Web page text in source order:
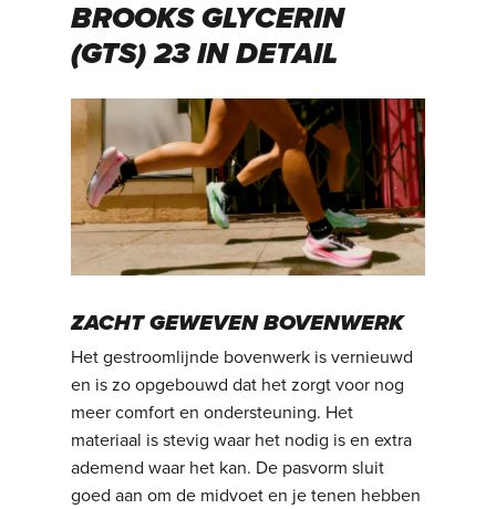
BROOKS GLYCERIN
(GTS) 23 IN DETAIL
ZACHT GEWEVEN BOVENWERK
Het gestroomlijnde bovenwerk is vernieuwd
en is zo opgebouwd dat het zorgt voor nog
meer comfort en ondersteuning. Het
materiaal is stevig waar het nodig is en extra
ademend waar het kan. De pasvorm sluit
goed aan om de midvoet en je tenen hebben